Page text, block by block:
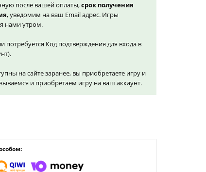
после вашей оплаты,срок получения
, уведомим на ваш Email адрес. Игры
нами утром.
потребуется Код подтверждения для входа в
на сайте заранее, вы приобретаете игру и
и приобретаем игру на ваш аккаунт.